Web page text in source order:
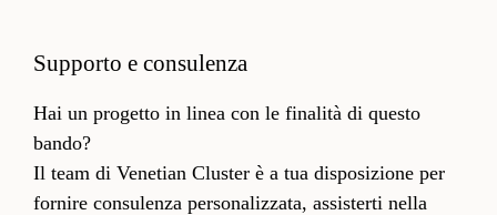
Supporto e consulenza
Hai un progetto in linea con le finalità di questo
bando?
Il team di Venetian Cluster è a tua disposizione per
fornire consulenza personalizzata, assisterti nella